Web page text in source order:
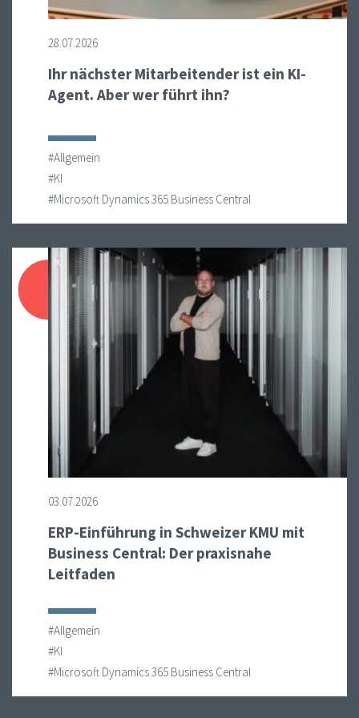
28.07.2026
Ihr nächster Mitarbeitender ist ein KI-
Agent. Aber wer führt ihn?
#Allgemein
#KI
#Microsoft Dynamics 365 Business Central
03.07.2026
ERP-Einführung in Schweizer KMU mit
Business Central: Der praxisnahe
Leitfaden
#Allgemein
#KI
#Microsoft Dynamics 365 Business Central